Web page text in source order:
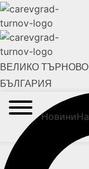
ВЕЛИКО
БЪЛГАРИЯ
Новини